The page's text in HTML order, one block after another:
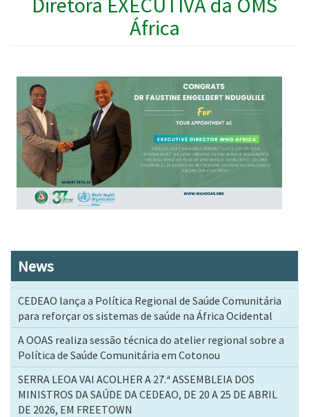
África
News
CEDEAO lança a Política Regional de Saúde Comunitária
para reforçar os sistemas de saúde na África Ocidental
A OOAS realiza sessão técnica do atelier regional sobre a
Política de Saúde Comunitária em Cotonou
SERRA LEOA VAI ACOLHER A 27.ª ASSEMBLEIA DOS
MINISTROS DA SAÚDE DA CEDEAO, DE 20 A 25 DE ABRIL
DE 2026, EM FREETOWN